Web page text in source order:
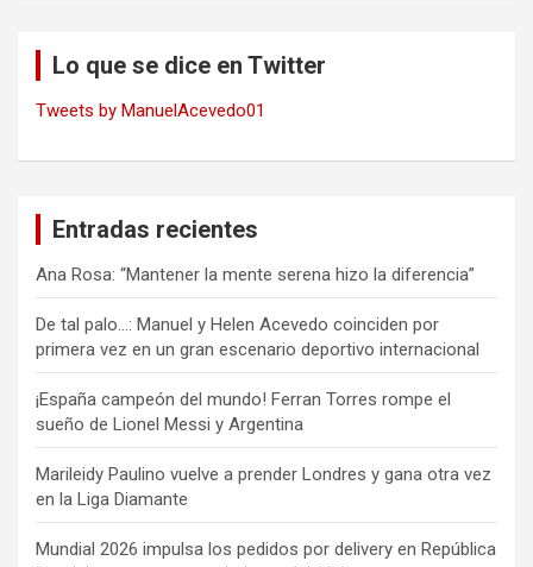
Lo que se dice en Twitter
Tweets by ManuelAcevedo01
Entradas recientes
Ana Rosa: “Mantener la mente serena hizo la diferencia”
De tal palo…: Manuel y Helen Acevedo coinciden por
primera vez en un gran escenario deportivo internacional
¡España campeón del mundo! Ferran Torres rompe el
sueño de Lionel Messi y Argentina
Marileidy Paulino vuelve a prender Londres y gana otra vez
en la Liga Diamante
Mundial 2026 impulsa los pedidos por delivery en República